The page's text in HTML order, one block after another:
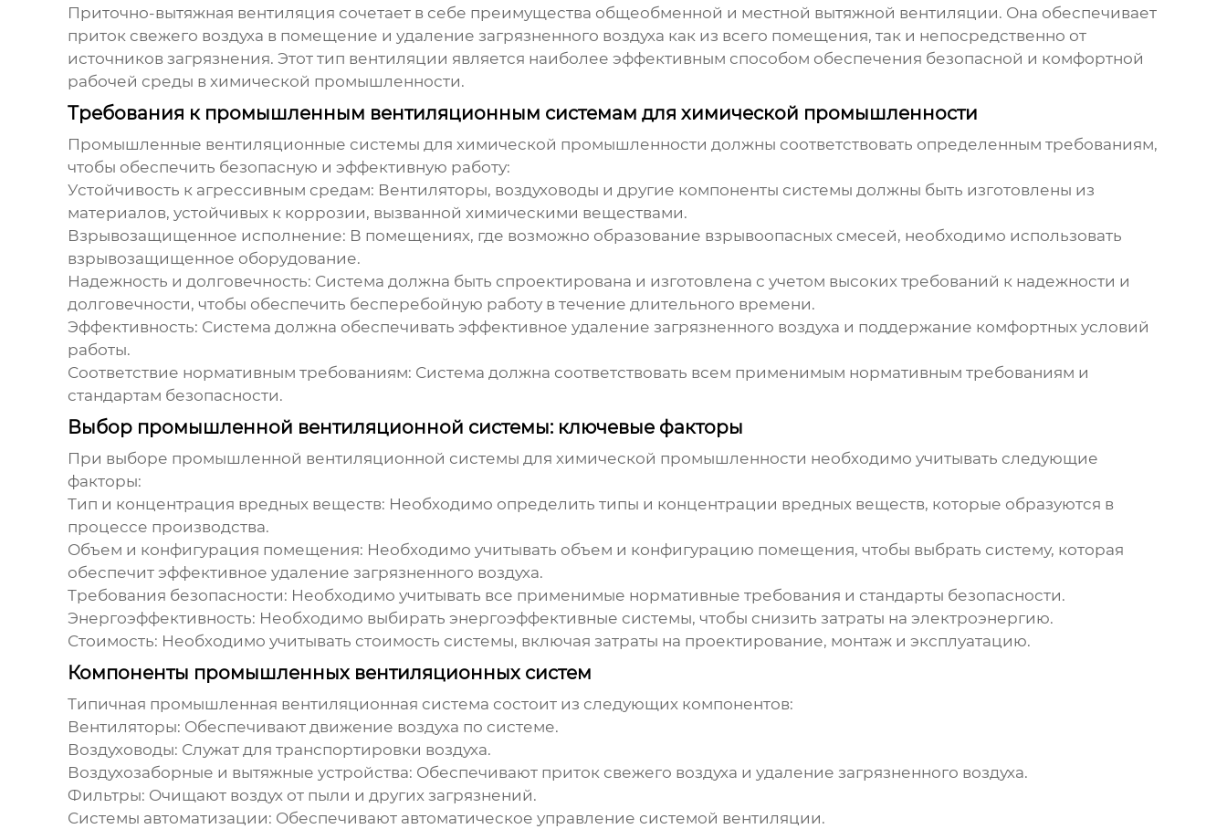
Приточно-вытяжная вентиляция сочетает в себе преимущества общеобменной и местной вытяжной вентиляции. Она обеспечивает
приток свежего воздуха в помещение и удаление загрязненного воздуха как из всего помещения, так и непосредственно от
источников загрязнения. Этот тип вентиляции является наиболее эффективным способом обеспечения безопасной и комфортной
рабочей среды в химической промышленности.
Требования к промышленным вентиляционным системам для химической промышленности
Промышленные вентиляционные системы для химической промышленности должны соответствовать определенным требованиям,
чтобы обеспечить безопасную и эффективную работу:
Устойчивость к агрессивным средам: Вентиляторы, воздуховоды и другие компоненты системы должны быть изготовлены из
материалов, устойчивых к коррозии, вызванной химическими веществами.
Взрывозащищенное исполнение: В помещениях, где возможно образование взрывоопасных смесей, необходимо использовать
взрывозащищенное оборудование.
Надежность и долговечность: Система должна быть спроектирована и изготовлена с учетом высоких требований к надежности и
долговечности, чтобы обеспечить бесперебойную работу в течение длительного времени.
Эффективность: Система должна обеспечивать эффективное удаление загрязненного воздуха и поддержание комфортных условий
работы.
Соответствие нормативным требованиям: Система должна соответствовать всем применимым нормативным требованиям и
стандартам безопасности.
Выбор промышленной вентиляционной системы: ключевые факторы
При выборе промышленной вентиляционной системы для химической промышленности необходимо учитывать следующие
факторы:
Тип и концентрация вредных веществ: Необходимо определить типы и концентрации вредных веществ, которые образуются в
процессе производства.
Объем и конфигурация помещения: Необходимо учитывать объем и конфигурацию помещения, чтобы выбрать систему, которая
обеспечит эффективное удаление загрязненного воздуха.
Требования безопасности: Необходимо учитывать все применимые нормативные требования и стандарты безопасности.
Энергоэффективность: Необходимо выбирать энергоэффективные системы, чтобы снизить затраты на электроэнергию.
Стоимость: Необходимо учитывать стоимость системы, включая затраты на проектирование, монтаж и эксплуатацию.
Компоненты промышленных вентиляционных систем
Типичная промышленная вентиляционная система состоит из следующих компонентов:
Вентиляторы: Обеспечивают движение воздуха по системе.
Воздуховоды: Служат для транспортировки воздуха.
Воздухозаборные и вытяжные устройства: Обеспечивают приток свежего воздуха и удаление загрязненного воздуха.
Фильтры: Очищают воздух от пыли и других загрязнений.
Системы автоматизации: Обеспечивают автоматическое управление системой вентиляции.